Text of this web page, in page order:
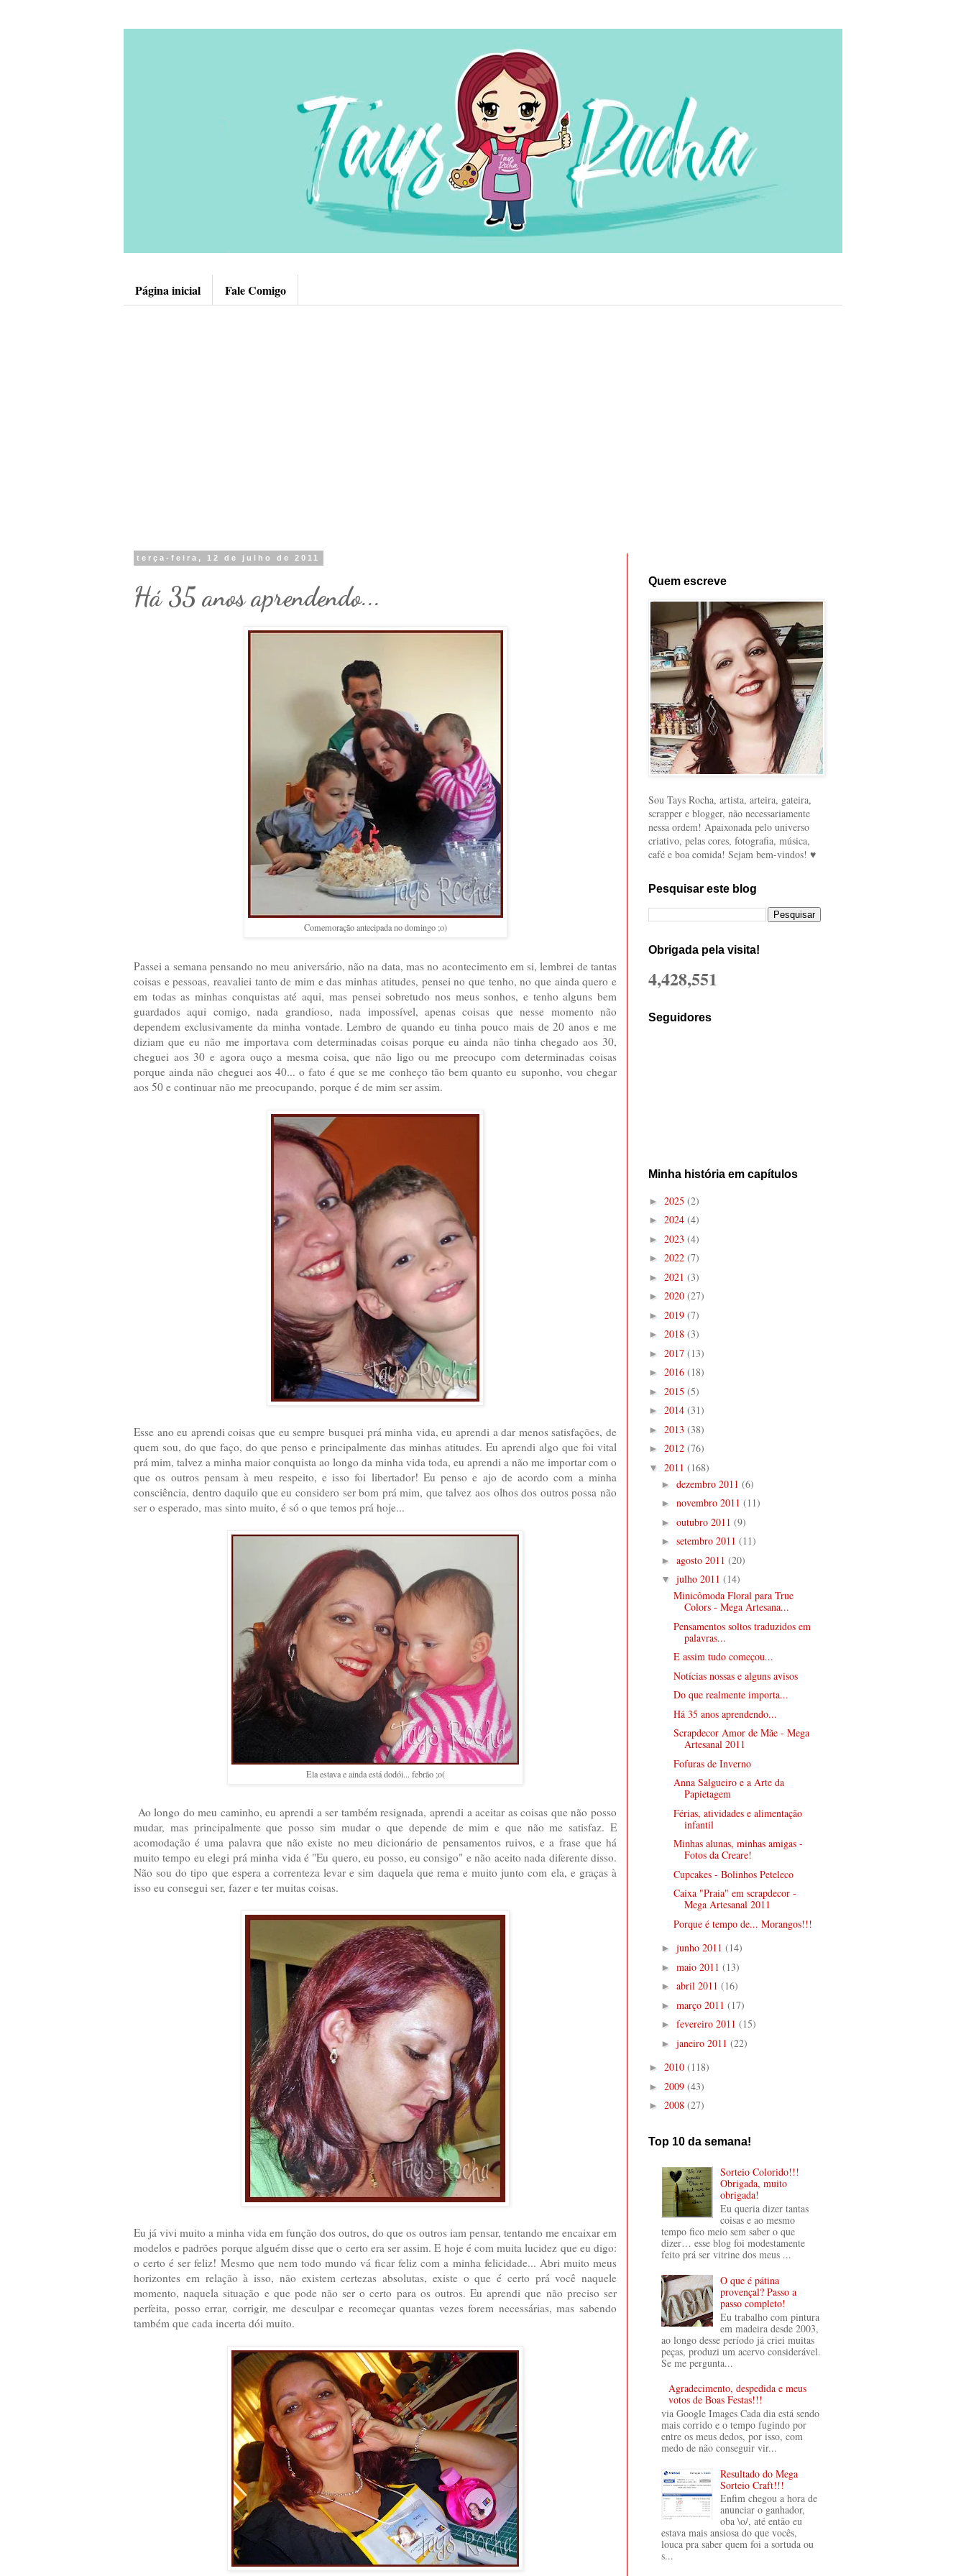
Página inicial Fale Comigo
terça-feira, 12 de julho de 2011
Há 35 anos aprendendo...
Comemoração antecipada no domingo ;o)
Passei a semana pensando no meu aniversário, não na data, mas no acontecimento em si, lembrei de tantas
coisas e pessoas, reavaliei tanto de mim e das minhas atitudes, pensei no que tenho, no que ainda quero e
em todas as minhas conquistas até aqui, mas pensei sobretudo nos meus sonhos, e tenho alguns bem
guardados aqui comigo, nada grandioso, nada impossível, apenas coisas que nesse momento não
dependem exclusivamente da minha vontade. Lembro de quando eu tinha pouco mais de 20 anos e me
diziam que eu não me importava com determinadas coisas porque eu ainda não tinha chegado aos 30,
cheguei aos 30 e agora ouço a mesma coisa, que não ligo ou me preocupo com determinadas coisas
porque ainda não cheguei aos 40... o fato é que se me conheço tão bem quanto eu suponho, vou chegar
aos 50 e continuar não me preocupando, porque é de mim ser assim.
Esse ano eu aprendi coisas que eu sempre busquei prá minha vida, eu aprendi a dar menos satisfações, de
quem sou, do que faço, do que penso e principalmente das minhas atitudes. Eu aprendi algo que foi vital
prá mim, talvez a minha maior conquista ao longo da minha vida toda, eu aprendi a não me importar com o
que os outros pensam à meu respeito, e isso foi libertador! Eu penso e ajo de acordo com a minha
consciência, dentro daquilo que eu considero ser bom prá mim, que talvez aos olhos dos outros possa não
ser o esperado, mas sinto muito, é só o que temos prá hoje...
Ela estava e ainda está dodói... febrão ;o(
Ao longo do meu caminho, eu aprendi a ser também resignada, aprendi a aceitar as coisas que não posso
mudar, mas principalmente que posso sim mudar o que depende de mim e que não me satisfaz. E
acomodação é uma palavra que não existe no meu dicionário de pensamentos ruivos, e a frase que há
muito tempo eu elegi prá minha vida é "Eu quero, eu posso, eu consigo" e não aceito nada diferente disso.
Não sou do tipo que espera a correnteza levar e sim daquela que rema e muito junto com ela, e graças à
isso eu consegui ser, fazer e ter muitas coisas.
Eu já vivi muito a minha vida em função dos outros, do que os outros iam pensar, tentando me encaixar em
modelos e padrões porque alguém disse que o certo era ser assim. E hoje é com muita lucidez que eu digo:
o certo é ser feliz! Mesmo que nem todo mundo vá ficar feliz com a minha felicidade... Abri muito meus
horizontes em relação à isso, não existem certezas absolutas, existe o que é certo prá você naquele
momento, naquela situação e que pode não ser o certo para os outros. Eu aprendi que não preciso ser
perfeita, posso errar, corrigir, me desculpar e recomeçar quantas vezes forem necessárias, mas sabendo
também que cada incerta dói muito.
Quem escreve
Sou Tays Rocha, artista, arteira, gateira,
scrapper e blogger, não necessariamente
nessa ordem! Apaixonada pelo universo
criativo, pelas cores, fotografia, música,
café e boa comida! Sejam bem-vindos! ♥
Pesquisar este blog
Obrigada pela visita!
4,428,551
Seguidores
Minha história em capítulos
► 2025 (2)
► 2024 (4)
► 2023 (4)
► 2022 (7)
► 2021 (3)
► 2020 (27)
► 2019 (7)
► 2018 (3)
► 2017 (13)
► 2016 (18)
► 2015 (5)
► 2014 (31)
► 2013 (38)
► 2012 (76)
▼ 2011 (168)
► dezembro 2011 (6)
► novembro 2011 (11)
► outubro 2011 (9)
► setembro 2011 (11)
► agosto 2011 (20)
▼ julho 2011 (14)
Minicômoda Floral para True
Colors - Mega Artesana...
Pensamentos soltos traduzidos em
palavras...
E assim tudo começou...
Notícias nossas e alguns avisos
Do que realmente importa...
Há 35 anos aprendendo...
Scrapdecor Amor de Mãe - Mega
Artesanal 2011
Fofuras de Inverno
Anna Salgueiro e a Arte da
Papietagem
Férias, atividades e alimentação
infantil
Minhas alunas, minhas amigas -
Fotos da Creare!
Cupcakes - Bolinhos Peteleco
Caixa "Praia" em scrapdecor -
Mega Artesanal 2011
Porque é tempo de... Morangos!!!
► junho 2011 (14)
► maio 2011 (13)
► abril 2011 (16)
► março 2011 (17)
► fevereiro 2011 (15)
► janeiro 2011 (22)
► 2010 (118)
► 2009 (43)
► 2008 (27)
Top 10 da semana!
Sorteio Colorido!!!
Obrigada, muito
obrigada!
Eu queria dizer tantas
coisas e ao mesmo
tempo fico meio sem saber o que
dizer… esse blog foi modestamente
feito prá ser vitrine dos meus ...
O que é pátina
provençal? Passo a
passo completo!
Eu trabalho com pintura
em madeira desde 2003,
ao longo desse período já criei muitas
peças, produzi um acervo considerável.
Se me pergunta...
Agradecimento, despedida e meus
votos de Boas Festas!!!
via Google Images Cada dia está sendo
mais corrido e o tempo fugindo por
entre os meus dedos, por isso, com
medo de não conseguir vir...
Resultado do Mega
Sorteio Craft!!!
Enfim chegou a hora de
anunciar o ganhador,
oba \o/, até então eu
estava mais ansiosa do que vocês,
louca pra saber quem foi a sortuda ou
s...